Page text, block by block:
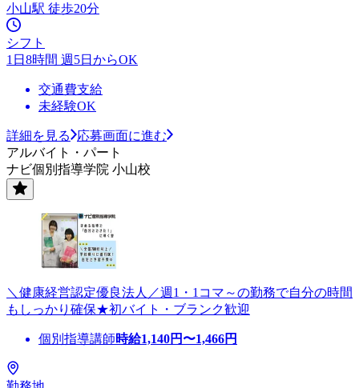
小山駅 徒歩20分
シフト
1日8時間 週5日からOK
交通費支給
未経験OK
詳細を見る
応募画面に進む
アルバイト・パート
ナビ個別指導学院 小山校
＼健康経営認定優良法人／週1・1コマ～の勤務で自分の時間
もしっかり確保★初バイト・ブランク歓迎
個別指導講師時給1,140円〜1,466円